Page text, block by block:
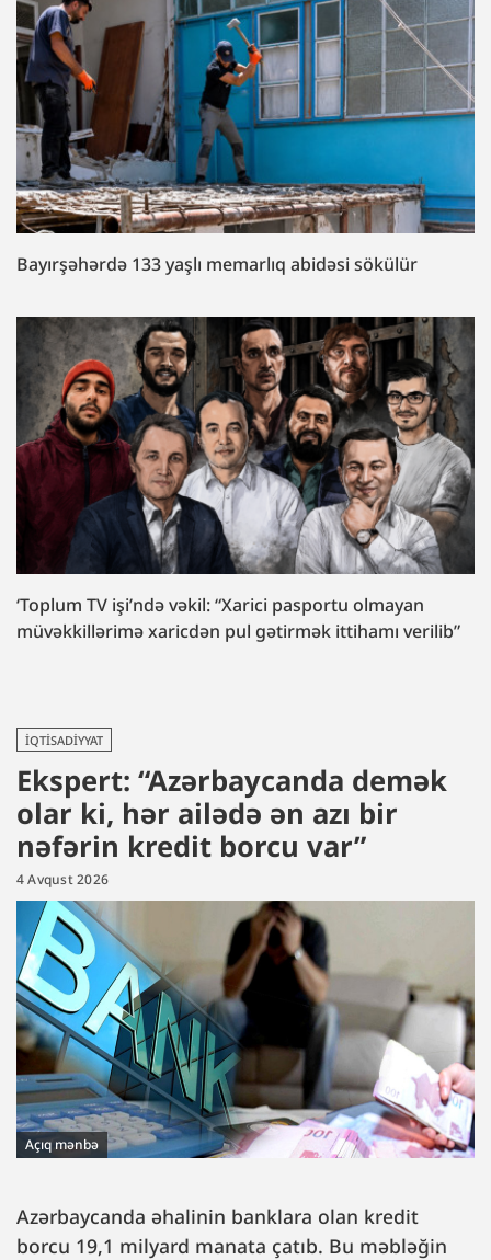
Bayırşəhərdə 133 yaşlı memarlıq abidəsi sökülür
‘Toplum TV işi’ndə vəkil: “Xarici pasportu olmayan
müvəkkillərimə xaricdən pul gətirmək ittihamı verilib”
İQTISADIYYAT
Ekspert: “Azərbaycanda demək
olar ki, hər ailədə ən azı bir
nəfərin kredit borcu var”
4 Avqust 2026
Açıq mənbə
Azərbaycanda əhalinin banklara olan kredit
borcu 19,1 milyard manata çatıb. Bu məbləğin